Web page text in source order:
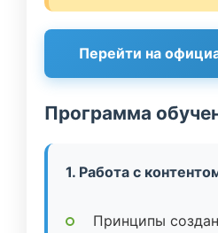
Перейти на
Программа
1. Работа с
Принципы